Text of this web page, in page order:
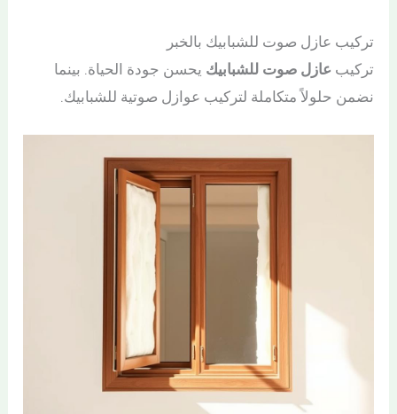
تركيب عازل صوت للشبابيك بالخبر
تركيب عازل صوت للشبابيك يحسن جودة الحياة. بينما
نضمن حلولاً متكاملة لتركيب عوازل صوتية للشبابيك.